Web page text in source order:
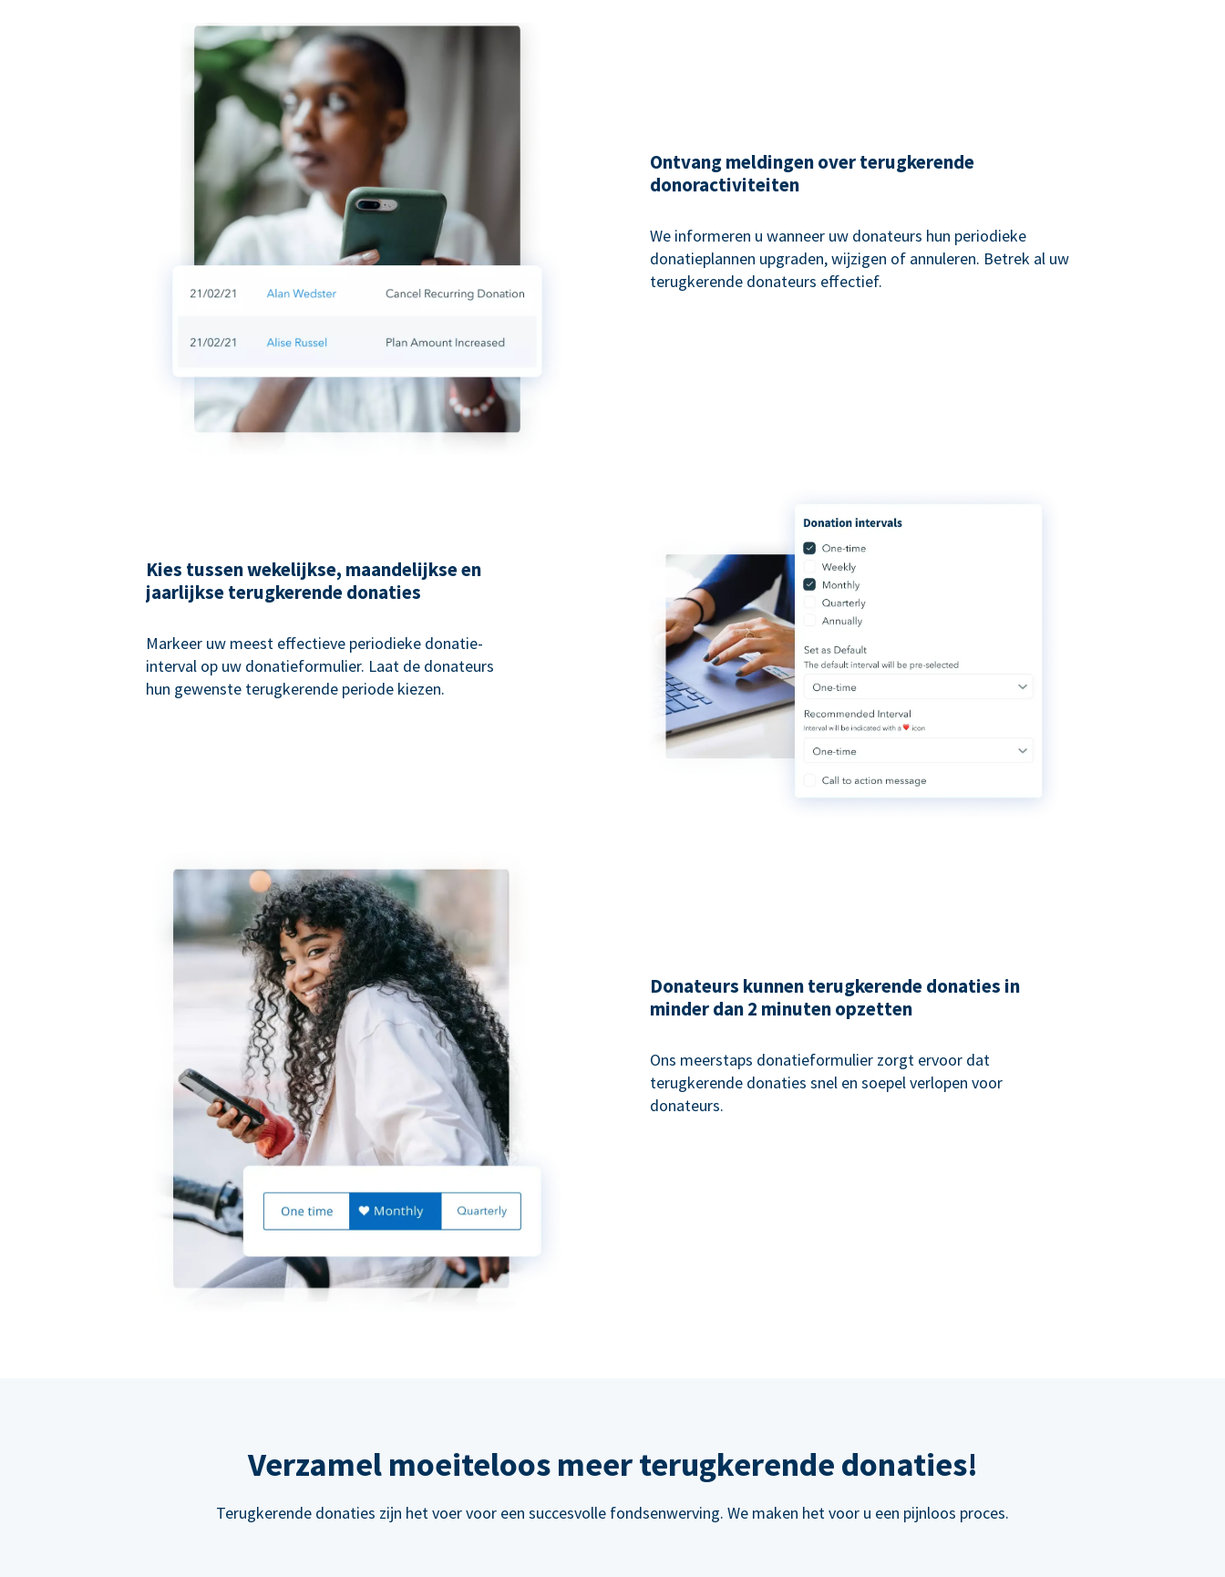
Ontvang meldingen over terugkerende
donoractiviteiten
We informeren u wanneer uw donateurs hun periodieke
donatieplannen upgraden, wijzigen of annuleren. Betrek al uw
terugkerende donateurs effectief.
Kies tussen wekelijkse, maandelijkse en
jaarlijkse terugkerende donaties
Markeer uw meest effectieve periodieke donatie-
interval op uw donatieformulier. Laat de donateurs
hun gewenste terugkerende periode kiezen.
Donateurs kunnen terugkerende donaties in
minder dan 2 minuten opzetten
Ons meerstaps donatieformulier zorgt ervoor dat
terugkerende donaties snel en soepel verlopen voor
donateurs.
Verzamel moeiteloos meer terugkerende donaties!
Terugkerende donaties zijn het voer voor een succesvolle fondsenwerving. We maken het voor u een pijnloos proces.